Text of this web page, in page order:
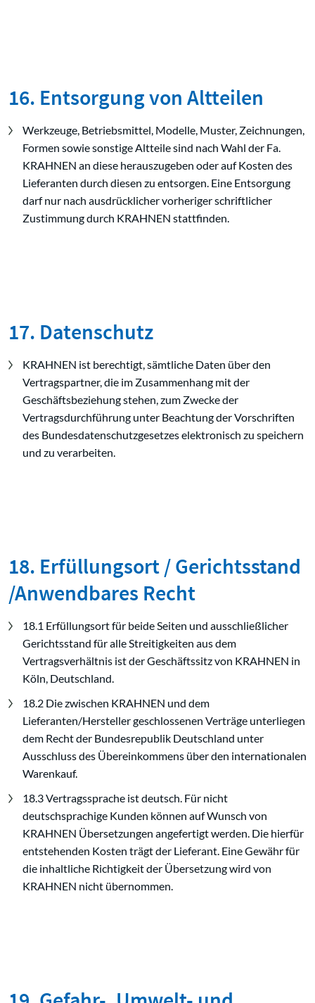
16. Entsorgung von Altteilen
Werkzeuge, Betriebsmittel, Modelle, Muster, Zeichnungen,
Formen sowie sonstige Altteile sind nach Wahl der Fa.
KRAHNEN an diese herauszugeben oder auf Kosten des
Lieferanten durch diesen zu entsorgen. Eine Entsorgung
darf nur nach ausdrücklicher vorheriger schriftlicher
Zustimmung durch KRAHNEN stattfinden.
17. Datenschutz
KRAHNEN ist berechtigt, sämtliche Daten über den
Vertragspartner, die im Zusammenhang mit der
Geschäftsbeziehung stehen, zum Zwecke der
Vertragsdurchführung unter Beachtung der Vorschriften
des Bundesdatenschutzgesetzes elektronisch zu speichern
und zu verarbeiten.
18. Erfüllungsort / Gerichtsstand
/Anwendbares Recht
18.1 Erfüllungsort für beide Seiten und ausschließlicher
Gerichtsstand für alle Streitigkeiten aus dem
Vertragsverhältnis ist der Geschäftssitz von KRAHNEN in
Köln, Deutschland.
18.2 Die zwischen KRAHNEN und dem
Lieferanten/Hersteller geschlossenen Verträge unterliegen
dem Recht der Bundesrepublik Deutschland unter
Ausschluss des Übereinkommens über den internationalen
Warenkauf.
18.3 Vertragssprache ist deutsch. Für nicht
deutschsprachige Kunden können auf Wunsch von
KRAHNEN Übersetzungen angefertigt werden. Die hierfür
entstehenden Kosten trägt der Lieferant. Eine Gewähr für
die inhaltliche Richtigkeit der Übersetzung wird von
KRAHNEN nicht übernommen.